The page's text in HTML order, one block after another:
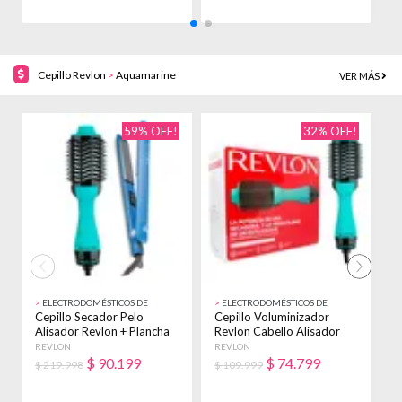
Cepillo Revlon > Aquamarine VER MÁS
59% OFF!
> ELECTRODOMÉSTICOS DE
BELLEZA
Cepillo Secador Pelo
Alisador Revlon + Plancha
Allure 1020 Aquamarine
REVLON
$ 219.998 $ 90.199
32% OFF!
> ELECTRODOMÉSTICOS DE
BELLEZA
Cepillo Voluminizador
Revlon Cabello Alisador
Anti Frizz Verde Agua
REVLON
$ 109.999 $ 74.799